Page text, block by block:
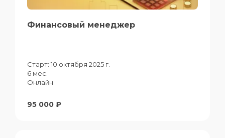
Финансовый менеджер
Старт: 10 октября 2025 г.
6 мес.
Онлайн
95 000 ₽